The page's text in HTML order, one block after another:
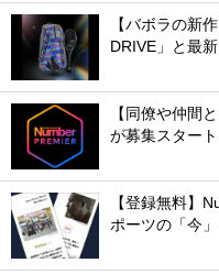
【バボラの新
DRIVE」と最
【同僚や仲間
が募集スタート
【登録無料】
ポーツの「今